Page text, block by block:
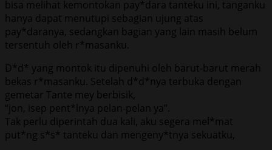
bisa melihat kemontokan pay*dara tanteku ini, tanganku
hanya dapat menutupi sebagian ujung atas
pay*daranya, sedangkan bagian yang lain masih belum
tersentuh oleh r*masanku.
D*d* yang montok itu dipenuhi oleh barut-barut merah
bekas r*masanku. Setelah d*d*nya terbuka dengan
gemetar Tante mey berbisik,
“jon, isep pent*lnya pelan-pelan ya”.
Tak perlu diperintah dua kali, aku segera mel*mat
put*ng s*s* tanteku dan mengeny*tnya sekuatku,